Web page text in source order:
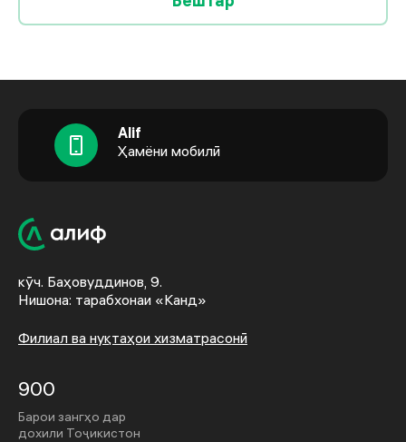
Alif
Ҳамёни мобилӣ
кӯч. Баҳовуддинов, 9.
Нишона: тарабхонаи «Канд»
Филиал ва нуқтаҳои хизматрасонӣ
900
Барои зангҳо дар
дохили Тоҷикистон